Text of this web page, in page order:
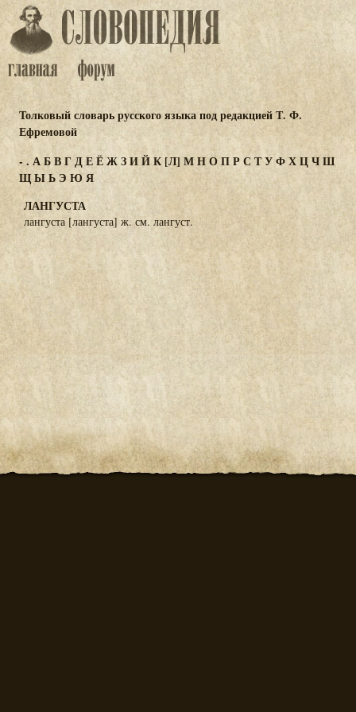
Толковый словарь русского языка под редакцией Т. Ф.
Ефремовой
- . АБВГДЕЁЖЗИЙК [Л] МНОПРС ТУФХЦЧШ
ЩЫЬЭ ЮЯ
ЛАНГУСТА
лангуста [лангуста] ж. см. лангуст.